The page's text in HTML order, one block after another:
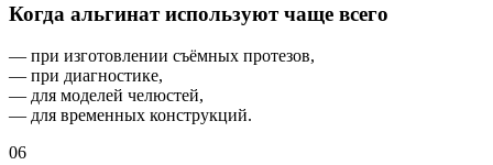
Когда альгинат используют чаще всего
— при изготовлении съёмных протезов,
— при диагностике,
— для моделей челюстей,
— для временных конструкций.
06